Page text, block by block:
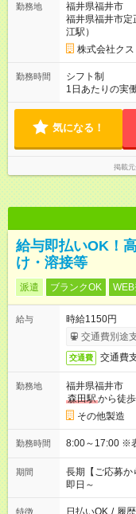
降 25％増し（営業店舗のみ）
勤務地
福井県福井市
福井県福井市
江駅）
株式会社ク
勤務時間
シフト制
1日あたりの実
・ 8:30～16:00
気になる！
掲載
給与即払いOK！
け・溶接等
派遣 ブランクOK
給与
時給1150円
交通費別途
交通費 交通費
勤務地
福井県福井市
森田駅から徒
その他製造
勤務時間
期間
長期【ご応募か
即日～
特徴 日払いOK / 履